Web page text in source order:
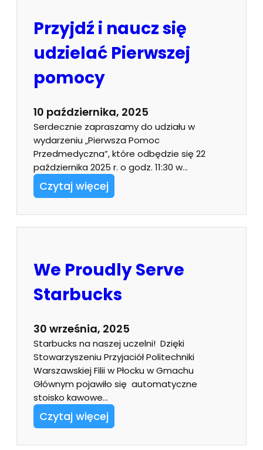
Przyjdź i naucz się
udzielać Pierwszej
pomocy
10 października, 2025
Serdecznie zapraszamy do udziału w
wydarzeniu „Pierwsza Pomoc
Przedmedyczna”, które odbędzie się 22
października 2025 r. o godz. 11:30 w…
Czytaj więcej
We Proudly Serve
Starbucks
30 września, 2025
Starbucks na naszej uczelni! Dzięki
Stowarzyszeniu Przyjaciół Politechniki
Warszawskiej Filii w Płocku w Gmachu
Głównym pojawiło się automatyczne
stoisko kawowe…
Czytaj więcej